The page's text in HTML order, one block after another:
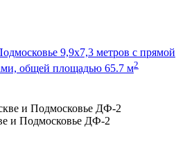
9,9x7,3 метров c прямой
общей площадью 65.7 м2
и Подмосковье ДФ-2